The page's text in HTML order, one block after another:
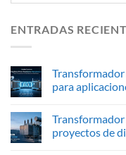
ENTRADAS
para
proyectos de